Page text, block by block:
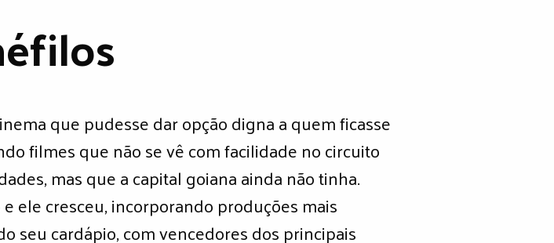
que pudesse dar opção digna a quem ficasse
filmes que não se vê com facilidade no circuito
mas que a capital goiana ainda não tinha.
ele cresceu, incorporando produções mais
seu cardápio, com vencedores dos principais